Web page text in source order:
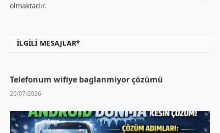
olmaktadır.
İLGILI MESAJLAR*
Telefonum wifiye baglanmiyor çözümü
20/07/2026